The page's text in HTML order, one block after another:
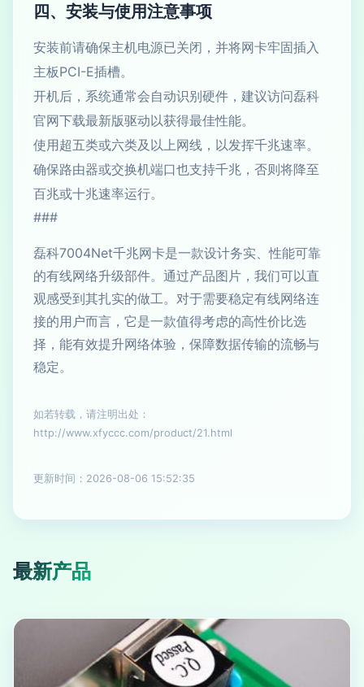
四、安装与使用注意事项
安装前请确保主机电源已关闭，并将网卡牢固插入
主板PCI-E插槽。
开机后，系统通常会自动识别硬件，建议访问磊科
官网下载最新版驱动以获得最佳性能。
使用超五类或六类及以上网线，以发挥千兆速率。
确保路由器或交换机端口也支持千兆，否则将降至
百兆或十兆速率运行。
###
磊科7004Net千兆网卡是一款设计务实、性能可靠
的有线网络升级部件。通过产品图片，我们可以直
观感受到其扎实的做工。对于需要稳定有线网络连
接的用户而言，它是一款值得考虑的高性价比选
择，能有效提升网络体验，保障数据传输的流畅与
稳定。
如若转载，请注明出处：
http://www.xfyccc.com/product/21.html
更新时间：2026-08-06 15:52:35
最新产品